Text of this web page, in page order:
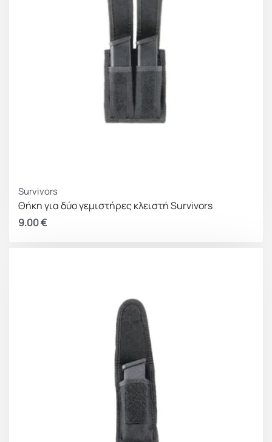
Survivors
Θήκη για δύο γεμιστήρες κλειστή Survivors
9.00€